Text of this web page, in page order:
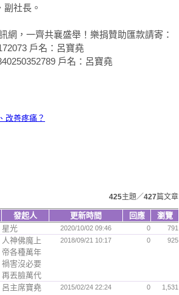
社長。
，一齊共襄盛舉！樂捐贊助匯款請寄：
戶名：呂寶堯
戶名：呂寶堯
改善疼痛？
425主題／427篇文章
發起人 更新時間 回應
瀏覽
星光 2020/10/02 09:46 0 791
人神佛魔上
帝各種萬年
禍害沒必要
再丟臉萬代
2018/09/21 10:17 0 925
呂主席寶堯
2015/02/24 22:24 0 1,531